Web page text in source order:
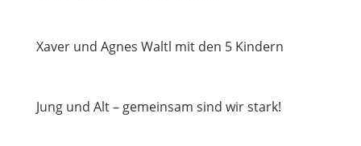
Xaver und Agnes Waltl mit den 5 Kindern
Jung und Alt – gemeinsam sind wir stark!